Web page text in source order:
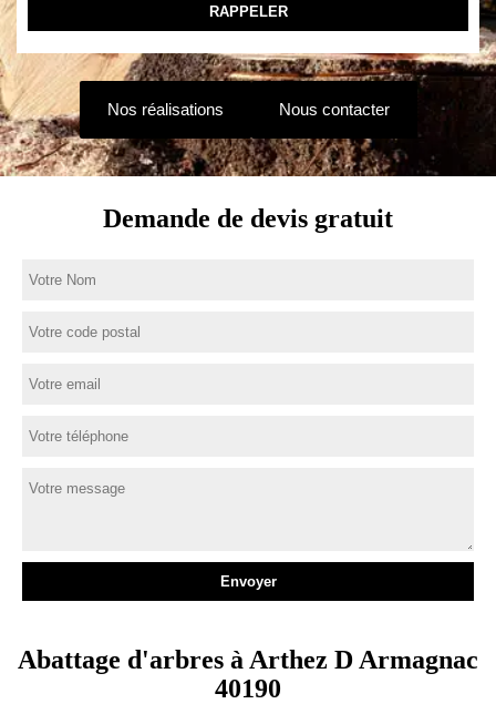
Nos réalisations Nous contacter
Demande de devis gratuit
Abattage d'arbres à Arthez D Armagnac
40190